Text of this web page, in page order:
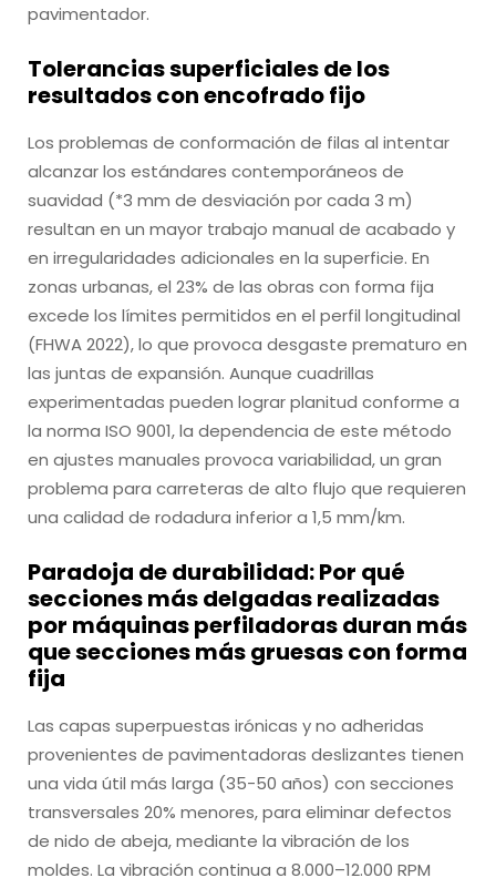
pavimentador.
Tolerancias superficiales de los
resultados con encofrado fijo
Los problemas de conformación de filas al intentar
alcanzar los estándares contemporáneos de
suavidad (*3 mm de desviación por cada 3 m)
resultan en un mayor trabajo manual de acabado y
en irregularidades adicionales en la superficie. En
zonas urbanas, el 23% de las obras con forma fija
excede los límites permitidos en el perfil longitudinal
(FHWA 2022), lo que provoca desgaste prematuro en
las juntas de expansión. Aunque cuadrillas
experimentadas pueden lograr planitud conforme a
la norma ISO 9001, la dependencia de este método
en ajustes manuales provoca variabilidad, un gran
problema para carreteras de alto flujo que requieren
una calidad de rodadura inferior a 1,5 mm/km.
Paradoja de durabilidad: Por qué
secciones más delgadas realizadas
por máquinas perfiladoras duran más
que secciones más gruesas con forma
fija
Las capas superpuestas irónicas y no adheridas
provenientes de pavimentadoras deslizantes tienen
una vida útil más larga (35-50 años) con secciones
transversales 20% menores, para eliminar defectos
de nido de abeja, mediante la vibración de los
moldes. La vibración continua a 8.000–12.000 RPM